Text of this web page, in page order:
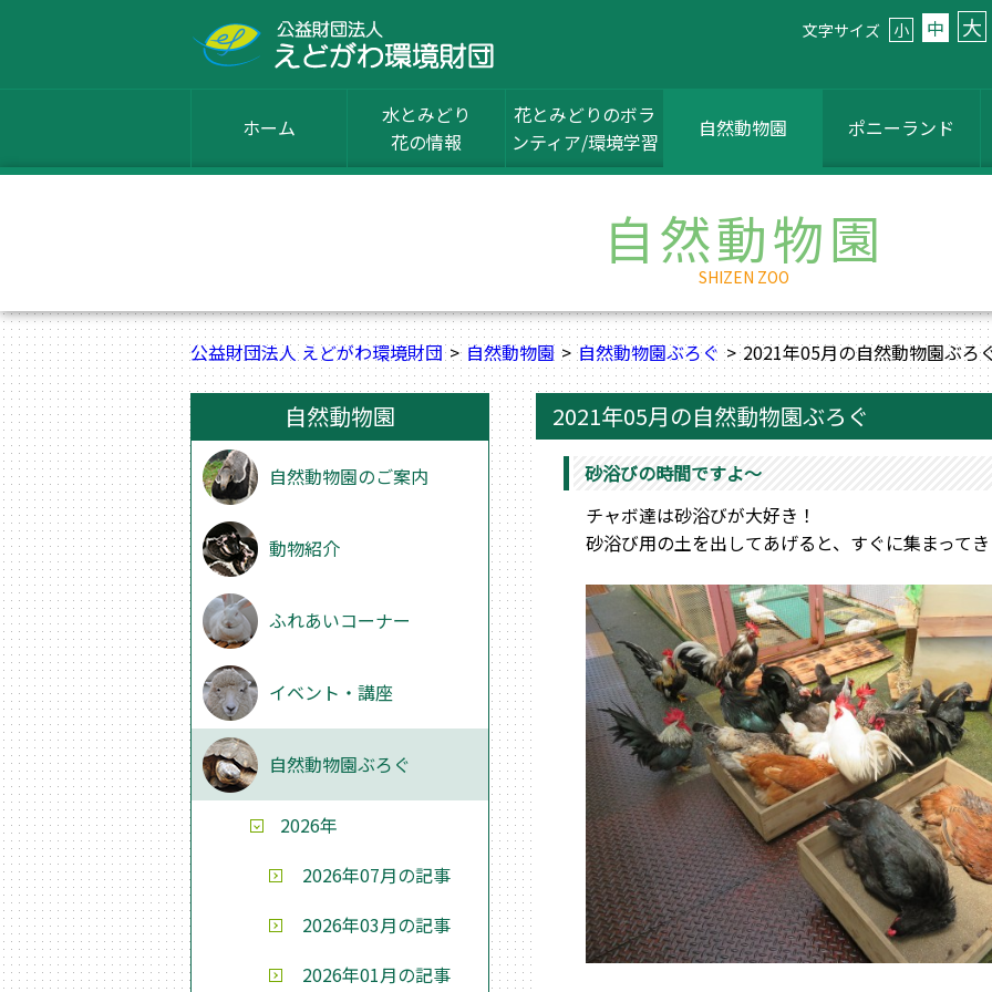
文字サイズ 小 中 大
ホーム
水とみどり
花の情報
花とみどりのボラ
ンティア/環境学習
自然動物園 ポニーランド
自然動物園
SHIZEN ZOO
公益財団法人 えどがわ環境財団 自然動物園 自然動物園ぶろぐ 2021年05月の自然動物園ぶろ
2021年05月の自然動物園ぶろぐ
砂浴びの時間ですよ～
チャボ達は砂浴びが大好き！
砂浴び用の土を出してあげると、すぐに集まって
自然動物園
自然動物園のご案内
動物紹介
ふれあいコーナー
イベント・講座
自然動物園ぶろぐ
2026年
2026年07月の記事
2026年03月の記事
2026年01月の記事